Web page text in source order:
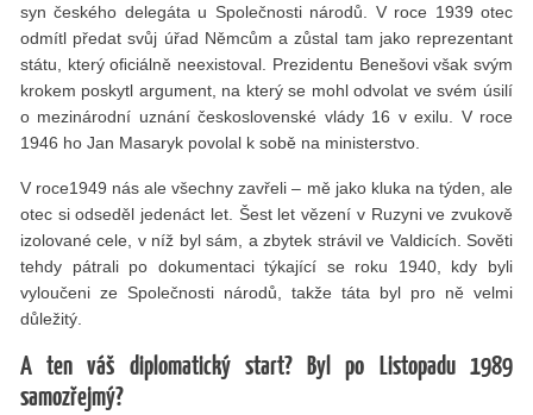
syn českého delegáta u Společnosti národů. V roce 1939 otec
odmítl předat svůj úřad Němcům a zůstal tam jako reprezentant
státu, který oﬁciálně neexistoval. Prezidentu Benešovi však svým
krokem poskytl argument, na který se mohl odvolat ve svém úsilí
o mezinárodní uznání československé vlády 16 v exilu. V roce
1946 ho Jan Masaryk povolal k sobě na ministerstvo.
V roce1949 nás ale všechny zavřeli – mě jako kluka na týden, ale
otec si odseděl jedenáct let. Šest let vězení v Ruzyni ve zvukově
izolované cele, v níž byl sám, a zbytek strávil ve Valdicích. Sověti
tehdy pátrali po dokumentaci týkající se roku 1940, kdy byli
vyloučeni ze Společnosti národů, takže táta byl pro ně velmi
důležitý.
A ten váš diplomatický start? Byl po Listopadu 1989
samozřejmý?